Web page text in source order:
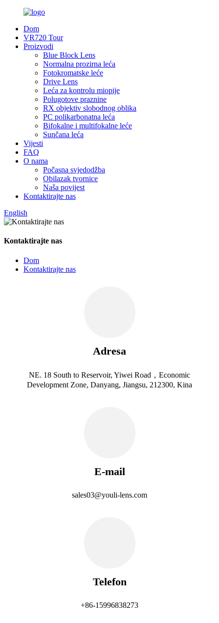
Dom
VR720 Tour
Proizvodi
Blue Block Lens
Normalna prozirna leća
Fotokromatske leće
Drive Lens
Leća za kontrolu miopije
Polugotove praznine
RX objektiv slobodnog oblika
PC polikarbonatna leća
Bifokalne i multifokalne leće
Sunčana leća
Vijesti
FAQ
O nama
Počasna svjedodžba
Obilazak tvornice
Naša povijest
Kontaktirajte nas
English
Kontaktirajte nas
Dom
Kontaktirajte nas
Adresa
NE. 18 South to Reservoir, Yiwei Road，Economic
Development Zone, Danyang, Jiangsu, 212300, Kina
E-mail
sales03@youli-lens.com
Telefon
+86-15996838273